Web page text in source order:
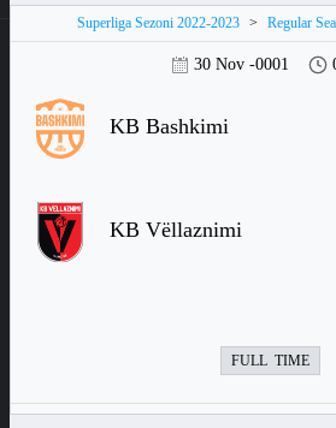
Superliga Sezoni 2022-2023 > Regular
30 Nov -0001
KB Bashkimi
KB Vëllaznimi
FULL TIME